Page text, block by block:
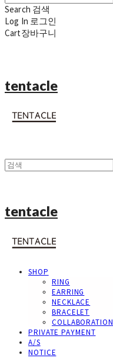
Search 검색
Log In 로그인
Cart장바구니
tentacle
tentacle
SHOP
RING
EARRING
NECKLACE
BRACELET
COLLABORATION
PRIVATE PAYMENT
A/S
NOTICE